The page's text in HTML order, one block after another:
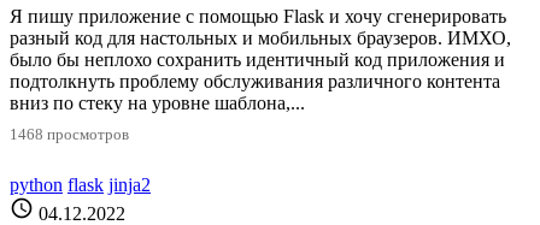
Я пишу приложение с помощью Flask и хочу сгенерировать
разный код для настольных и мобильных браузеров. ИМХО,
было бы неплохо сохранить идентичный код приложения и
подтолкнуть проблему обслуживания различного контента
вниз по стеку на уровне шаблона,...
1468 просмотров
python flask jinja2
schedule 04.12.2022